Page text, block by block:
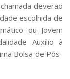
deverão
escolhida de
ou Jovem
Auxílio à
Bolsa de Pós-